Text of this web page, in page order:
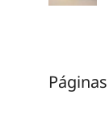
Páginas